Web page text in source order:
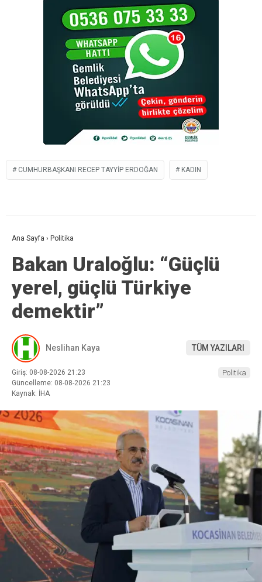
CUMHURBAŞKANI RECEP TAYYIP ERDOĞAN KADIN
Ana Sayfa › Politika
Bakan Uraloğlu: “Güçlü
yerel, güçlü Türkiye
demektir”
Neslihan Kaya TÜM YAZILARI
Giriş: 08-08-2026 21:23
Güncelleme: 08-08-2026 21:23
Kaynak: İHA
Politika